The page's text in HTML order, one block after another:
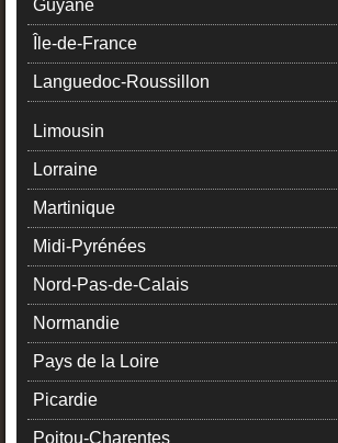
Guyane
Île-de-France
Languedoc-Roussillon
Limousin
Lorraine
Martinique
Midi-Pyrénées
Nord-Pas-de-Calais
Normandie
Pays de la Loire
Picardie
Poitou-Charentes